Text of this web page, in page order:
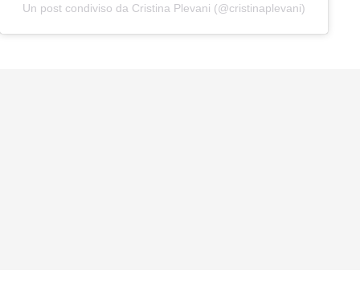
Un post condiviso da Cristina Plevani (@cristinaplevani)